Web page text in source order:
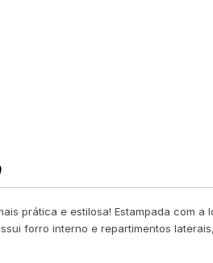
prática e estilosa! Estampada com a
forro interno e repartimentos